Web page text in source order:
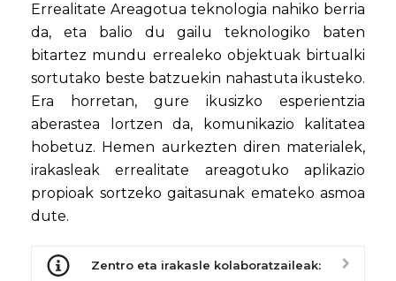
Errealitate Areagotua teknologia nahiko berria
da, eta balio du gailu teknologiko baten
bitartez mundu errealeko objektuak birtualki
sortutako beste batzuekin nahastuta ikusteko.
Era horretan, gure ikusizko esperientzia
aberastea lortzen da, komunikazio kalitatea
hobetuz. Hemen aurkezten diren materialek,
irakasleak errealitate areagotuko aplikazio
propioak sortzeko gaitasunak emateko asmoa
dute.
Zentro eta irakasle kolaboratzaileak: